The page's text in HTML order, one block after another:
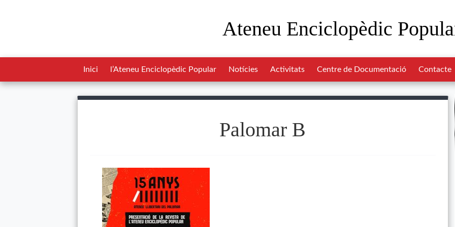
Ateneu Enciclopèdic
Inici l’Ateneu Enciclopèdic Popular Notícies Activitats Centre de Documentació Contacte
Palomar B